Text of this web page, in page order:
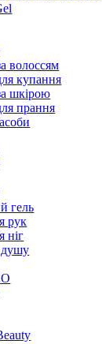
волоссям
купання
шкірою
прання
гель
рук
ніг
душу